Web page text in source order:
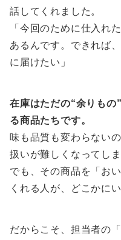
話してくれました。
「今回のために仕入れ
あるんです。できれば
に届けたい」
在庫はただの“余りもの
る商品たちです。
味も品質も変わらない
扱いが難しくなってしま
でも、その商品を「お
くれる人が、どこかに
だからこそ、担当者の